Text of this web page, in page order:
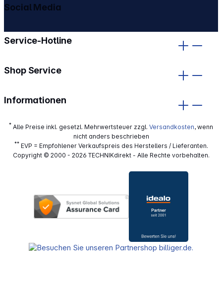
Service-Hotline
Shop Service
Informationen
Social Media
* Alle Preise inkl. gesetzl. Mehrwertsteuer zzgl. Versandkosten, wenn
nicht anders beschrieben
**EVP = Empfohlener Verkaufspreis des Herstellers / Lieferanten.
Copyright © 2000 - 2026 TECHNIKdirekt - Alle Rechte vorbehalten.